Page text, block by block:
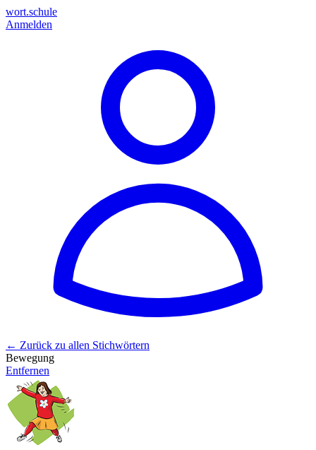
wort.schule
Anmelden
← Zurück zu allen Stichwörtern
Bewegung
Entfernen